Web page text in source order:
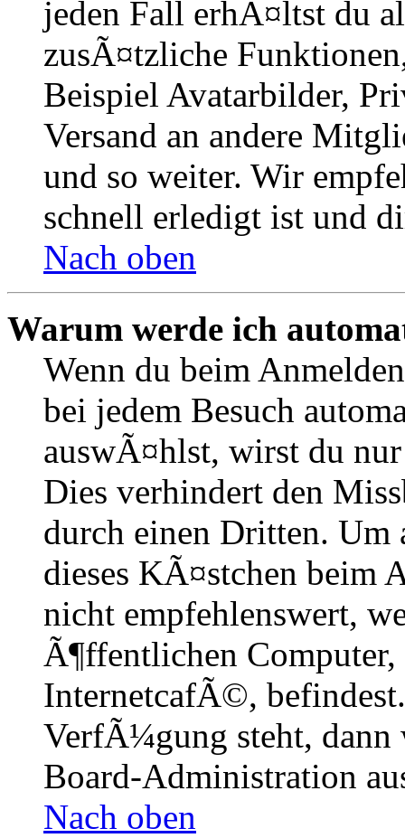
jeden Fall erhÃ¤ltst du
zusÃ¤tzliche
Beispiel Avatarbilder,
Versand an andere
und so weiter. Wir
schnell erledigt ist und
Nach oben
Warum werde ich
Wenn du beim
bei jedem Besuch
auswÃ¤hlst, wirst du
Dies verhindert den
durch einen Dritten. Um
dieses KÃ¤stchen beim
nicht empfehlenswert,
Ã¶ffentlichen
InternetcafÃ©,
VerfÃ¼gung steht, dann
Board-Administration
Nach oben